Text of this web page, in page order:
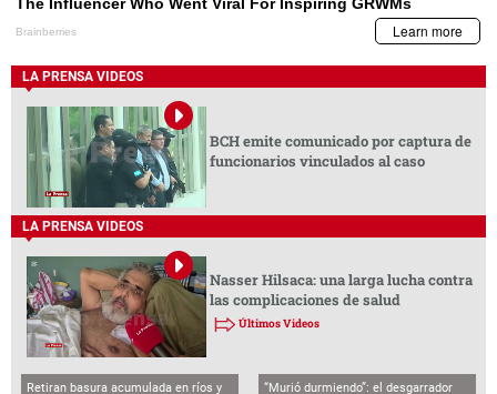
LA PRENSA VIDEOS
BCH emite comunicado por captura de
funcionarios vinculados al caso
LA PRENSA VIDEOS
Nasser Hilsaca: una larga lucha contra
las complicaciones de salud
Últimos Videos
Retiran basura acumulada en ríos y
“Murió durmiendo”: el desgarrador